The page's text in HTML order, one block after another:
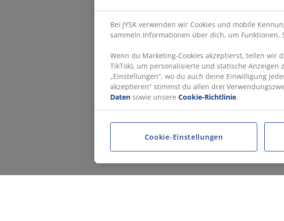
Bei JYSK verwenden wir Cookies und mobile
sammeln Informationen über dich, um
Wenn du Marketing-Cookies akzeptierst, teilen wir
TikTok), um personalisierte und statische
„Einstellungen“, wo du auch deine Einwilligung
akzeptieren“ stimmst du allen drei
Daten sowie unsere Cookie-Richtlinie.
Cookie-Einstellungen